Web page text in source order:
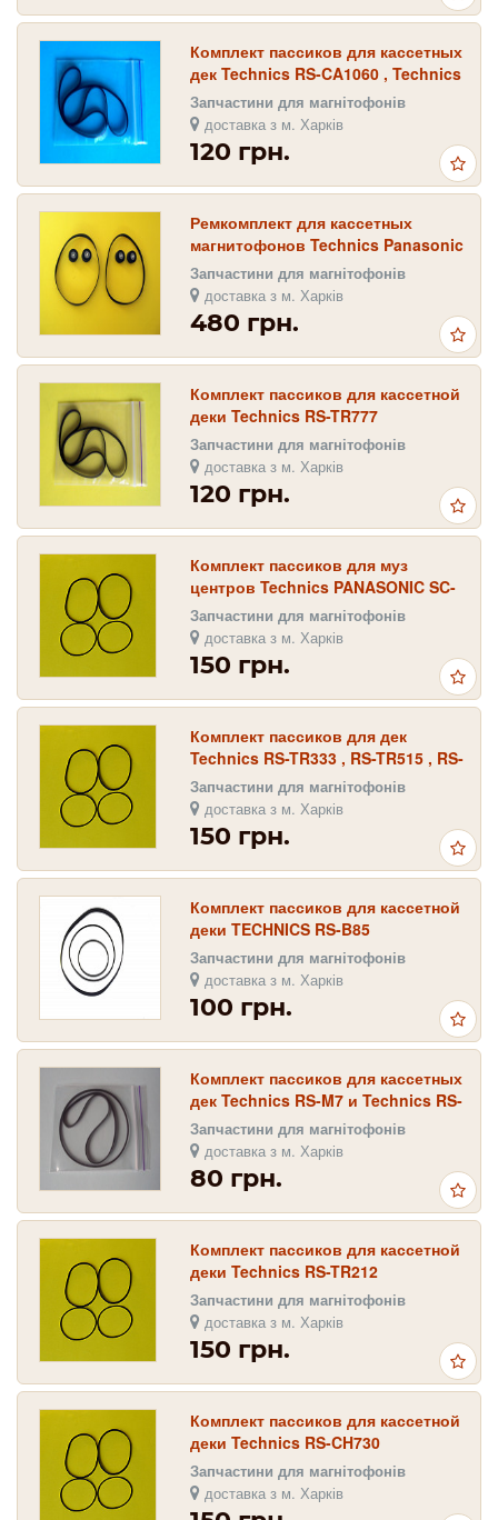
Комплект пассиков для кассетных
дек Technics RS-CA1060 , Technics
RS-TR474
Запчастини для магнітофонів
доставка з м. Харків
120 грн.
Ремкомплект для кассетных
магнитофонов Technics Panasonic
RS , RX
Запчастини для магнітофонів
доставка з м. Харків
480 грн.
Комплект пассиков для кассетной
деки Technics RS-TR777
Запчастини для магнітофонів
доставка з м. Харків
120 грн.
Комплект пассиков для муз
центров Technics PANASONIC SC-
CH900 , PANASONIC SC-CH737
Запчастини для магнітофонів
доставка з м. Харків
150 грн.
Комплект пассиков для дек
Technics RS-TR333 , RS-TR515 , RS-
X520
Запчастини для магнітофонів
доставка з м. Харків
150 грн.
Комплект пассиков для кассетной
деки TECHNICS RS-B85
Запчастини для магнітофонів
доставка з м. Харків
100 грн.
Комплект пассиков для кассетных
дек Technics RS-M7 и Technics RS-
M63
Запчастини для магнітофонів
доставка з м. Харків
80 грн.
Комплект пассиков для кассетной
деки Technics RS-TR212
Запчастини для магнітофонів
доставка з м. Харків
150 грн.
Комплект пассиков для кассетной
деки Technics RS-CH730
Запчастини для магнітофонів
доставка з м. Харків